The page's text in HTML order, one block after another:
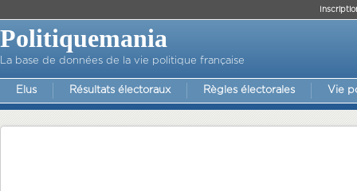
Politiquemania
La base de données de la vie politique française
Elus Résultats électoraux Règles électorales Vie